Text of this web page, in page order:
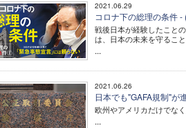
2021.06.29
コロナ下の総理の条件
戦後日本が経験したこと
は、日本の未来を守るこ
...
2021.06.26
日本でも"GAFA規制"が
欧州やアメリカだけでな
...